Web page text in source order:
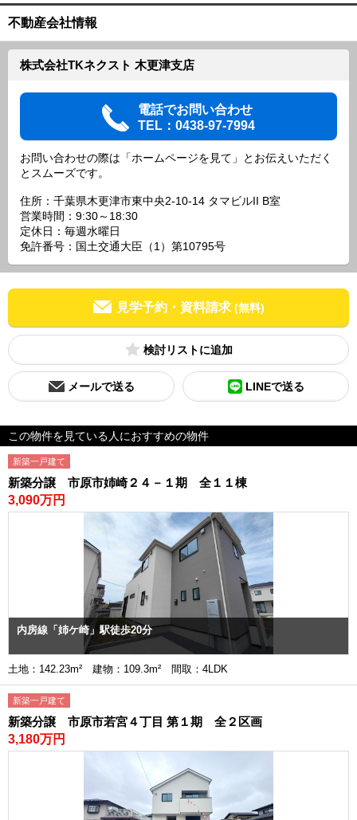
不動産会社情報
株式会社TKネクスト 木更津支店
電話でお問い合わせ
TEL：0438-97-7994
お問い合わせの際は「ホームページを見て」とお伝えいただく
とスムーズです。
住所：千葉県木更津市東中央2-10-14 タマビルII B室
営業時間：9:30～18:30
定休日：毎週水曜日
免許番号：国土交通大臣（1）第10795号
見学予約・資料請求 (無料)
検討リスト
メールで送る LINEで送る
この物件を見ている人におすすめの物件
新築一戸建て
新築分譲 市原市姉崎２４－１期 全１１棟
3,090万円
内房線「姉ケ崎」駅徒歩20分
土地：142.23m² 建物：109.3m² 間取：4LDK
新築一戸建て
新築分譲 市原市若宮４丁目 第１期 全２区画
3,180万円